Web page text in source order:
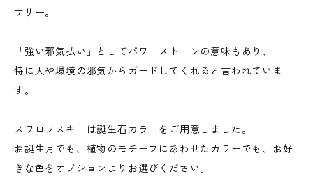
サリー。
「強い邪気払い」としてパワーストーンの意味もあり、
特に人や環境の邪気からガードしてくれると言われていま
す。
スワロフスキーは誕生石カラーをご用意しました。
お誕生月でも、植物のモチーフにあわせたカラーでも、お好
きな色をオプションよりお選びください。